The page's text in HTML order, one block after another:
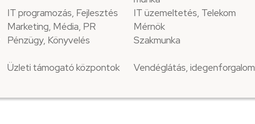
IT programozás, Fejlesztés IT üzemeltetés, Telekom
Marketing, Média, PR Mérnök
Pénzügy, Könyvelés Szakmunka
Üzleti támogató központok Vendéglátás, idegenforgalom